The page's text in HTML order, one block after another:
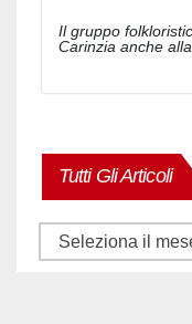
Il gruppo
Carinzia anche
Tutti Gli Articoli
Tutti